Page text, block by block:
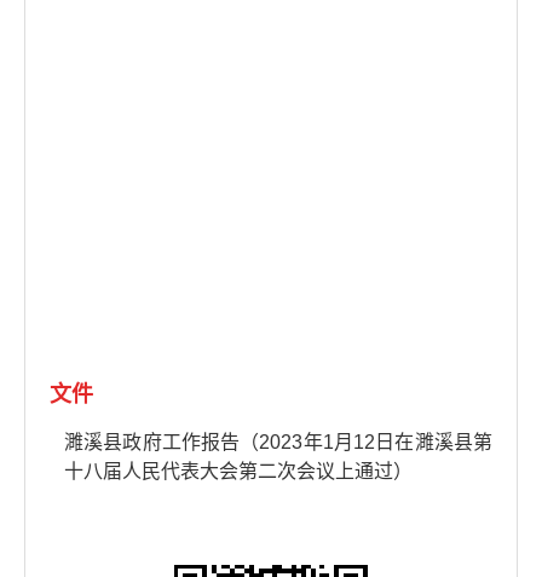
文件
濉溪县政府工作报告（2023年1月12日在濉溪县第
十八届人民代表大会第二次会议上通过）